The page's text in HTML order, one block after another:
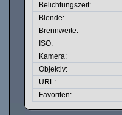
Belichtungszeit:
Blende:
Brennweite:
ISO:
Kamera:
Objektiv:
URL:
Favoriten: